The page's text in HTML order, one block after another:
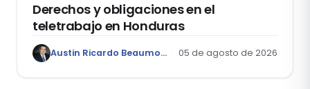
Derechos y obligaciones en el
teletrabajo en Honduras
Austin Ricardo Beaumont Rivera 05 de agosto de 2026